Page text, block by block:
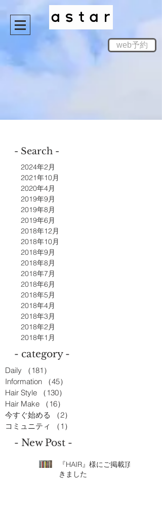
web予約
- Search -
2024年2月
2021年10月
2020年4月
2019年9月
2019年8月
2019年6月
2018年12月
2018年10月
2018年9月
2018年8月
2018年7月
2018年6月
2018年5月
2018年4月
2018年3月
2018年2月
2018年1月
- category -
Daily （181）
Information
（45）
Hair Style
（130）
Hair Make
（16）
今すぐ始める
（2）
コミュニティ
（1）
- New Post -
『HAIR』様にご掲載頂
きました